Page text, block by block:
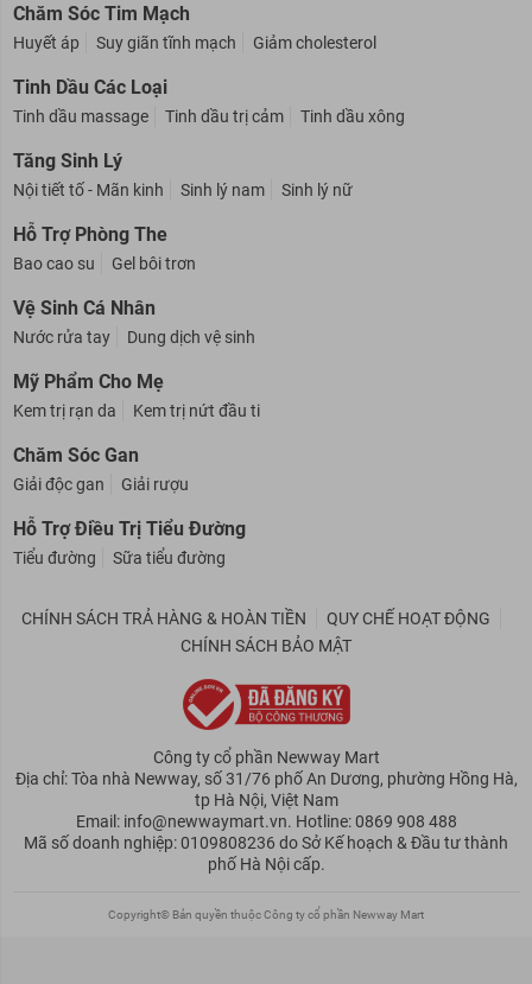
Chăm Sóc Tim Mạch
Huyết áp Suy giãn tĩnh mạch Giảm cholesterol
Tinh Dầu Các Loại
Tinh dầu massage Tinh dầu trị cảm Tinh dầu xông
Tăng Sinh Lý
Nội tiết tố - Mãn kinh Sinh lý nam Sinh lý nữ
Hỗ Trợ Phòng The
Bao cao su Gel bôi trơn
Vệ Sinh Cá Nhân
Nước rửa tay Dung dịch vệ sinh
Mỹ Phẩm Cho Mẹ
Kem trị rạn da Kem trị nứt đầu ti
Chăm Sóc Gan
Giải độc gan Giải rượu
Hỗ Trợ Điều Trị Tiểu Đường
Tiểu đường Sữa tiểu đường
CHÍNH SÁCH TRẢ HÀNG & HOÀN TIỀN
QUY CHẾ HOẠT ĐỘNG
CHÍNH SÁCH BẢO MẬT
Công ty cổ phần Newway Mart
Địa chỉ: Tòa nhà Newway, số 31/76 phố An Dương, phường Hồng Hà,
tp Hà Nội, Việt Nam
Email: info@newwaymart.vn. Hotline: 0869 908 488
Mã số doanh nghiệp: 0109808236 do Sở Kế hoạch & Đầu tư thành
phố Hà Nội cấp.
Copyright© Bản quyền thuộc Công ty cổ phần Newway Mart